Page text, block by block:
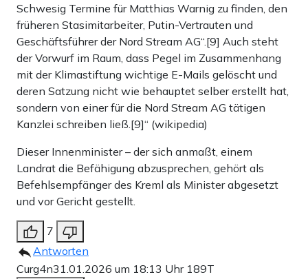
Schwesig Termine für Matthias Warnig zu finden, den
früheren Stasimitarbeiter, Putin-Vertrauten und
Geschäftsführer der Nord Stream AG“.[9] Auch steht
der Vorwurf im Raum, dass Pegel im Zusammenhang
mit der Klimastiftung wichtige E-Mails gelöscht und
deren Satzung nicht wie behauptet selber erstellt hat,
sondern von einer für die Nord Stream AG tätigen
Kanzlei schreiben ließ.[9]“ (wikipedia)
Dieser Innenminister – der sich anmaßt, einem
Landrat die Befähigung abzusprechen, gehört als
Befehlsempfänger des Kreml als Minister abgesetzt
und vor Gericht gestellt.
7
Antworten
Curg4n31.01.2026 um 18:13 Uhr 189T